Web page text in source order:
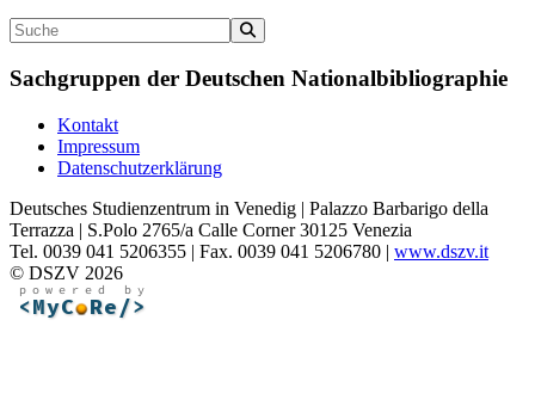
Sachgruppen der Deutschen Nationalbibliographie
Kontakt
Impressum
Datenschutzerklärung
Deutsches Studienzentrum in Venedig | Palazzo Barbarigo della
Terrazza | S.Polo 2765/a Calle Corner 30125 Venezia
Tel. 0039 041 5206355 | Fax. 0039 041 5206780 | www.dszv.it
© DSZV 2026